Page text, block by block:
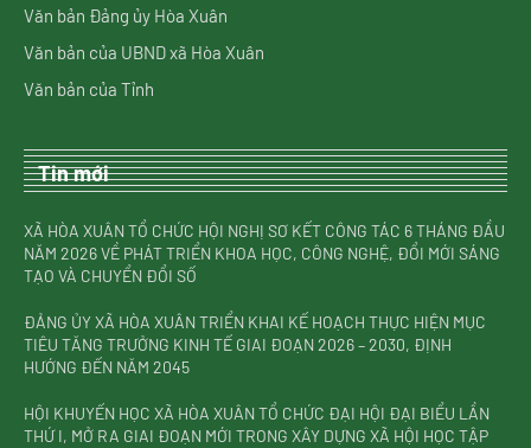
Văn bản Đảng ủy Hòa Xuân
Văn bản của UBND xã Hòa Xuân
Văn bản của Tỉnh
Tin mới
XÃ HÒA XUÂN TỔ CHỨC HỘI NGHỊ SƠ KẾT CÔNG TÁC 6 THÁNG ĐẦU
NĂM 2026 VỀ PHÁT TRIỂN KHOA HỌC, CÔNG NGHỆ, ĐỔI MỚI SÁNG
TẠO VÀ CHUYỂN ĐỔI SỐ
ĐẢNG ỦY XÃ HÒA XUÂN TRIỂN KHAI KẾ HOẠCH THỰC HIỆN MỤC
TIÊU TĂNG TRƯỞNG KINH TẾ GIAI ĐOẠN 2026 – 2030, ĐỊNH
HƯỚNG ĐẾN NĂM 2045
HỘI KHUYẾN HỌC XÃ HÒA XUÂN TỔ CHỨC ĐẠI HỘI ĐẠI BIỂU LẦN
THỨ I, MỞ RA GIAI ĐOẠN MỚI TRONG XÂY DỰNG XÃ HỘI HỌC TẬP